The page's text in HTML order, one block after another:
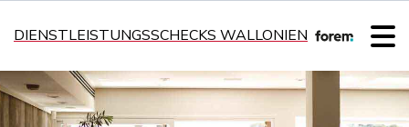
DIENSTLEISTUNGSSCHECKS WALLONIEN